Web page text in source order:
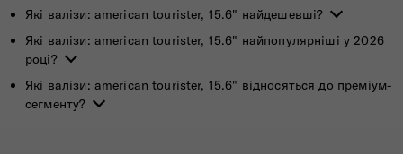
Які валізи: american tourister, 15.6" найдешевші?
Які валізи: american tourister, 15.6" найпопулярніші у 2026
році?
Які валізи: american tourister, 15.6" відносяться до преміум-
сегменту?